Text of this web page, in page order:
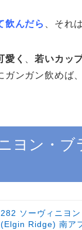
飲んだら 、それ
愛く 、若いカッ
ガンガン飲めば
ヨン・
282 ソーヴィニヨ
(Elgin Ridge) 南ア